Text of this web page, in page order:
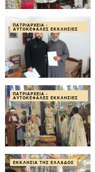
ΠΑΤΡΙΑΡΧΕΊΑ -
ΑΥΤΟΚΈΦΑΛΕΣ ΕΚΚΛΗΣΊΕΣ
ΠΑΤΡΙΑΡΧΕΊΑ -
ΑΥΤΟΚΈΦΑΛΕΣ ΕΚΚΛΗΣΊΕΣ
ΕΚΚΛΗΣΊΑ ΤΗΣ ΕΛΛΆΔΟΣ